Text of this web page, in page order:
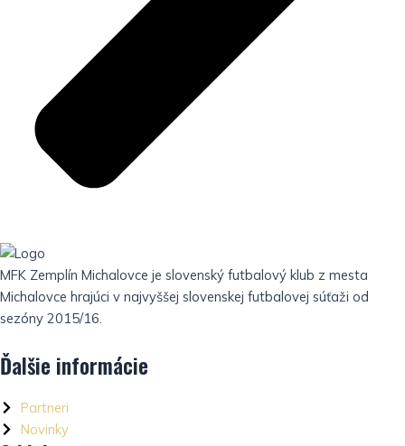
MFK Zemplín Michalovce je slovenský futbalový klub z mesta
Michalovce hrajúci v najvyššej slovenskej futbalovej súťaži od
sezóny 2015/16.
Ďalšie informácie
Partneri
Novinky